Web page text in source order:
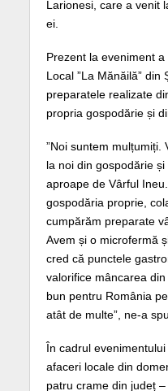
Larionesi, care a venit
ei.
Prezent la eveniment
Local ”La Mănăilă” din
preparatele realizate
propria gospodărie și
”Noi suntem mulțumiți.
la noi din gospodărie
aproape de Vârful
gospodăria proprie,
cumpărăm preparate
Avem și o microfermă
cred că punctele
valorifice mâncarea
bun pentru România
atât de multe”, ne-a
În cadrul
afaceri locale din
patru crame din județ